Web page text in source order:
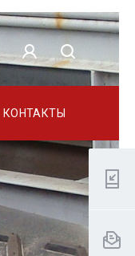
КОНТАКТЫ